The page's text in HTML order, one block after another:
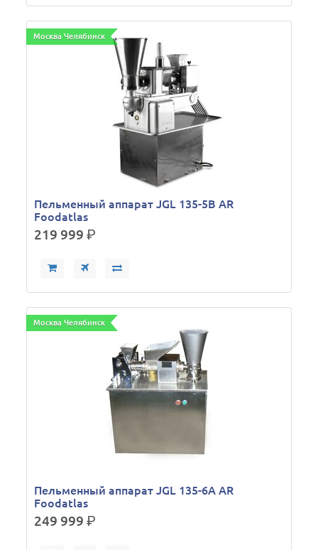
Москва Челябинск
Пельменный аппарат JGL 135-5B AR
Foodatlas
219 999р.
Москва Челябинск
Пельменный аппарат JGL 135-6A AR
Foodatlas
249 999р.